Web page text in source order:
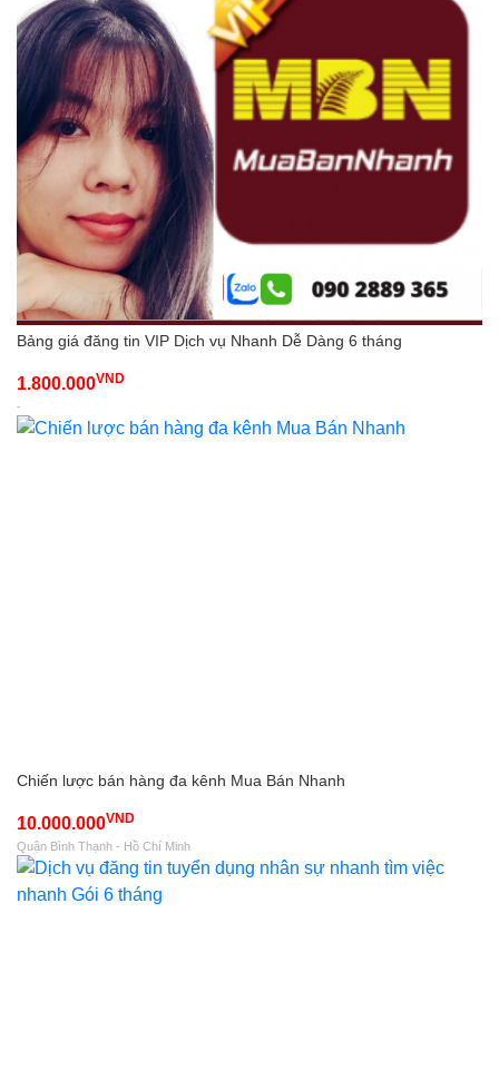
Bảng giá đăng tin VIP Dịch vụ Nhanh Dễ Dàng 6 tháng
1.800.000VND
-
Chiến lược bán hàng đa kênh Mua Bán Nhanh
10.000.000VND
Quận Bình Thạnh - Hồ Chí Minh